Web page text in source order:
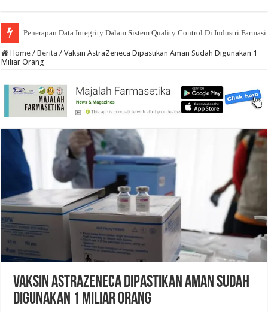
Penerapan Data Integrity Dalam Sistem Quality Control Di Industri Farmasi
Home / Berita / Vaksin AstraZeneca Dipastikan Aman Sudah Digunakan 1
Miliar Orang
Vaksin AstraZeneca Dipastikan Aman Sudah
Digunakan 1 Miliar Orang